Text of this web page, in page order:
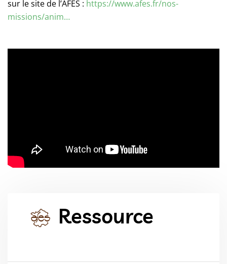
sur le site de l’AFES : https://www.afes.fr/nos-
missions/anim…
Ressource